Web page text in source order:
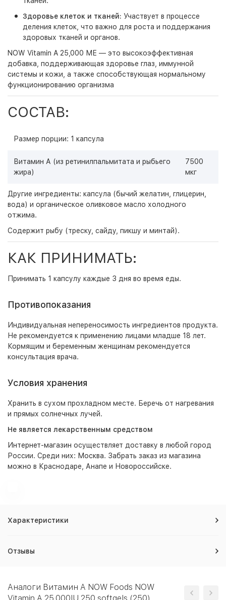
Здоровье клеток и тканей: Участвует в процессе
деления клеток, что важно для роста и поддержания
здоровых тканей и органов.
NOW Vitamin A 25,000 МЕ — это высокоэффективная
добавка, поддерживающая здоровье глаз, иммунной
системы и кожи, а также способствующая нормальному
функционированию организма
СОСТАВ:
Размер порции: 1 капсула
Витамин А (из ретинилпальмитата и рыбьего
жира)
7500
мкг
Другие ингредиенты: капсула (бычий желатин, глицерин,
вода) и органическое оливковое масло холодного
отжима.
Содержит рыбу (треску, сайду, пикшу и минтай).
КАК ПРИНИМАТЬ:
Принимать 1 капсулу каждые 3 дня во время еды.
Противопоказания
Индивидуальная непереносимость ингредиентов продукта.
Не рекомендуется к применению лицами младше 18 лет.
Кормящим и беременным женщинам рекомендуется
консультация врача.
Условия хранения
Хранить в сухом прохладном месте. Беречь от нагревания
и прямых солнечных лучей.
Не является лекарственным средством
Интернет-магазин осуществляет доставку в любой город
России. Среди них: Москва. Забрать заказ из магазина
можно в Краснодаре, Анапе и Новороссийске.
Характеристики
Отзывы
Аналоги Витамин A NOW Foods NOW